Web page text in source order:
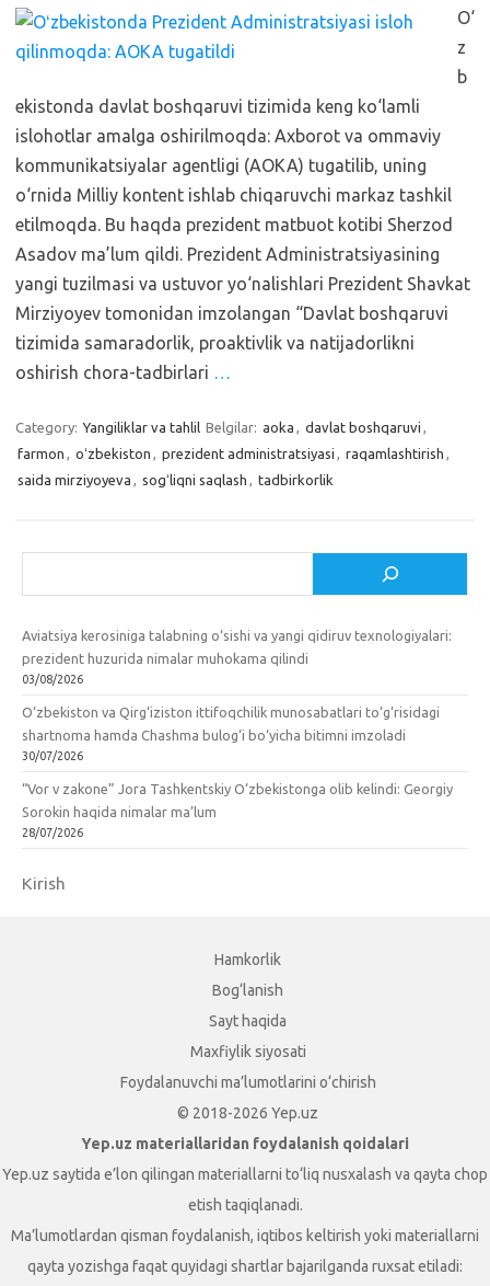
O‘
z
b
ekistonda davlat boshqaruvi tizimida keng ko‘lamli
islohotlar amalga oshirilmoqda: Axborot va ommaviy
kommunikatsiyalar agentligi (AOKA) tugatilib, uning
o‘rnida Milliy kontent ishlab chiqaruvchi markaz tashkil
etilmoqda. Bu haqda prezident matbuot kotibi Sherzod
Asadov ma’lum qildi. Prezident Administratsiyasining
yangi tuzilmasi va ustuvor yo‘nalishlari Prezident Shavkat
Mirziyoyev tomonidan imzolangan “Davlat boshqaruvi
tizimida samaradorlik, proaktivlik va natijadorlikni
oshirish chora-tadbirlari …
Category: Yangiliklar va tahlil Belgilar: aoka , davlat boshqaruvi ,
farmon , oʻzbekiston , prezident administratsiyasi , raqamlashtirish ,
saida mirziyoyeva , sogʻliqni saqlash , tadbirkorlik
Aviatsiya kerosiniga talabning o‘sishi va yangi qidiruv texnologiyalari:
prezident huzurida nimalar muhokama qilindi
03/08/2026
O‘zbekiston va Qirg‘iziston ittifoqchilik munosabatlari to‘g‘risidagi
shartnoma hamda Chashma bulog‘i bo‘yicha bitimni imzoladi
30/07/2026
“Vor v zakone” Jora Tashkentskiy O‘zbekistonga olib kelindi: Georgiy
Sorokin haqida nimalar ma’lum
28/07/2026
Kirish
Hamkorlik
Bog‘lanish
Sayt haqida
Maxfiylik siyosati
Foydalanuvchi ma’lumotlarini o‘chirish
© 2018-2026 Yep.uz
Yep.uz materiallaridan foydalanish qoidalari
Yep.uz saytida e’lon qilingan materiallarni to‘liq nusxalash va qayta chop
etish taqiqlanadi.
Ma’lumotlardan qisman foydalanish, iqtibos keltirish yoki materiallarni
qayta yozishga faqat quyidagi shartlar bajarilganda ruxsat etiladi: